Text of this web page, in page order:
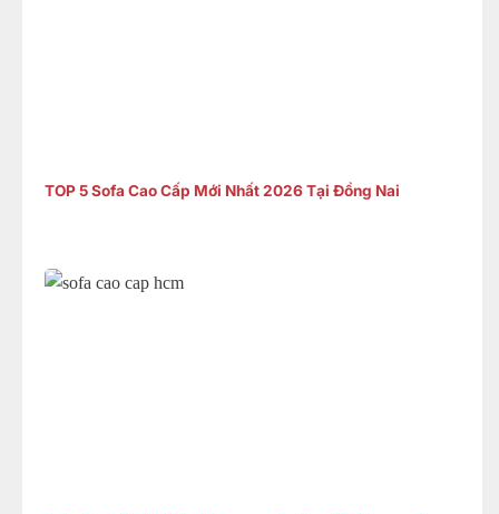
TOP 5 Sofa Cao Cấp Mới Nhất 2026 Tại Đồng Nai